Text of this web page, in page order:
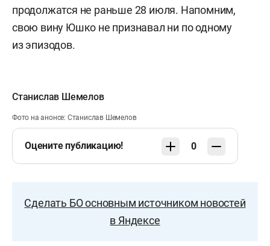
продолжатся не раньше 28 июля. Напомним,
свою вину Юшко не признавал ни по одному
из эпизодов.
Станислав Шемелов
Фото на анонсе: Станислав Шемелов
Оцените публикацию! 0
Сделать БО основным источником новостей
в Яндексе